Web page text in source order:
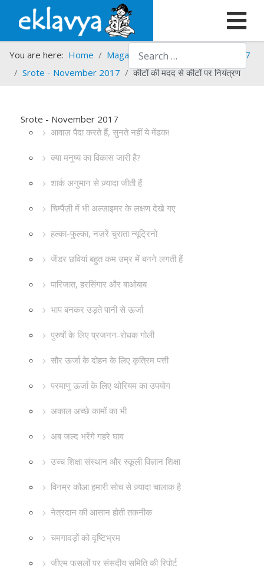
Search
You are here: Home Magazines Srote
Srote - 2017
Srote - November 2017
कीटों की मदद से कीटों पर नियंत्रण
Srote - November 2017
आवाज़ पैदा करते हैं, सुनते नहीं ये मेंढक!
क्या मनुष्य का विकास जारी है?
शार्क अनुमान से ज़्यादा जीती हैं
चिम्पैंज़ी में भी अल्ज़ाइमर के लक्षण देखे गए
हल्का-फुल्का, नज़रें चुराता न्यूट्रिनो
जेंडर छवियां बहुत कम उम्र में बनने लगती हैं
पारिजात, हरसिंगार और बाओबाब
भाप बनकर उड़ते पानी से ऊर्जा
पुरुषों के लिए प्रजनन-रोधक गोली
सौर ऊर्जा के दोहन के लिए कृत्रिम पत्ती
परमाणु ऊर्जा के लिए थोरियम का उपयोग
अकाल अच्छे कामों का भी
अब जल्द भरेंगे गहरे घाव
उच्च शिक्षा संस्थान और स्कूली विज्ञान शिक्षा
विनम्र कौआ हमारी सोच से ज़्यादा चालाक है
नेत्रदान की आसान होती तकनीक
चमगादड़ों को दृष्टिभ्रम
जीएम फसलों पर संसदीय समिति की रिपोर्ट